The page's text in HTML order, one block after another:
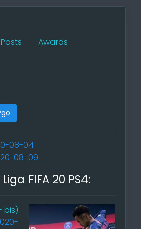
Posts
Awards
08-04
08-09
FIFA 20 PS4:
bis):